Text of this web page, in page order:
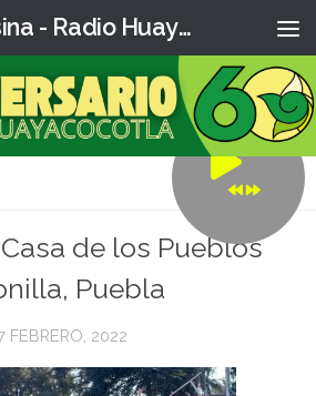
La Voz Campesina - Radio Huaya
de los Pueblos
Puebla
FEBRERO, 2022